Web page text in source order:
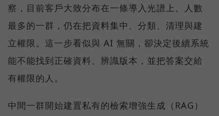
察，目前客戶大致分布在一條導入光譜上。人數
最多的一群，仍在把資料集中、分類、清理與建
立權限。這一步看似與 AI 無關，卻決定後續系統
能不能找到正確資料、辨識版本，並把答案交給
有權限的人。
中間一群開始建置私有的檢索增強生成（RAG）